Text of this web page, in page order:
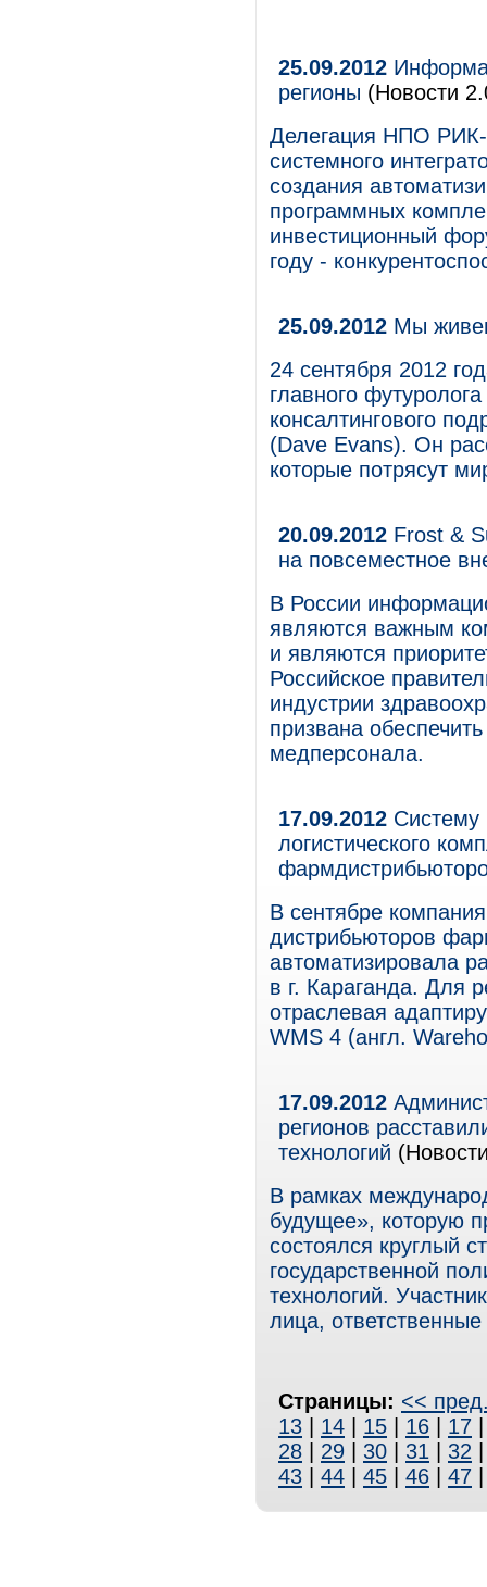
25.09.2012
регионы (Новости
Делегация НПО РИК-
системного
создания
программных
инвестиционный
году -
25.09.2012 Мы
24 сентября 2012
главного
консалтингового
(Dave Evans). Он
которые потрясут
20.09.2012 Frost &
на повсеместное
В России
являются важным
и являются
Российское
индустрии
призвана
медперсонала.
17.09.2012 Систему
логистического
В сентябре
дистрибьюторов
автоматизировала
в г. Караганда. Для
отраслевая
WMS 4 (англ.
17.09.2012
регионов
технологий
В рамках
будущее», которую
состоялся круглый
государственной
технологий.
лица,
Страницы: <<
13
14 15 16 17
28
29 30 31 32
43
44 45 46 47